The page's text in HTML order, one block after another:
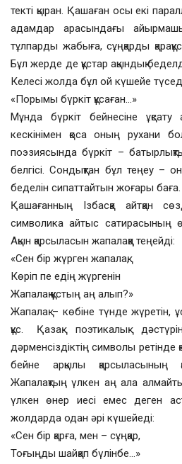
текті қыран. Қашаған осы екі
адамдар арасындағы
тұлпарды жабыға, сұңқарды
Бұл жерде де құстар ақындық
Келесі жолда бұл ой күшейе
«Порымы бүркіт құсаған…»
Мұнда бүркіт бейнесіне
кескінімен қоса оның рухани
поэзиясында бүркіт –
белгісі. Сондықтан бұл теңеу –
беделін сипаттайтын жоғары баға.
Қашағанның Ізбасқа айтқан
символика айтыс сатирасының
Ақын қарсыласын жапалаққа теңейді:
«Сен бір жүрген жапалақ,
Көріп пе едің жүргенін
Жапалақ құстың аң алып?»
Жапалақ – көбіне түнде жүретін,
құс. Қазақ поэтикалық
дәрменсіздіктің символы
бейне арқылы қарсыласының
Жапалақтың үлкен аң ала
үлкен өнер иесі емес деген
жолдарда одан әрі күшейеді:
«Сен бір қарға, мен – сұңқар,
Тоғыңды шайқап бүлінбе…»